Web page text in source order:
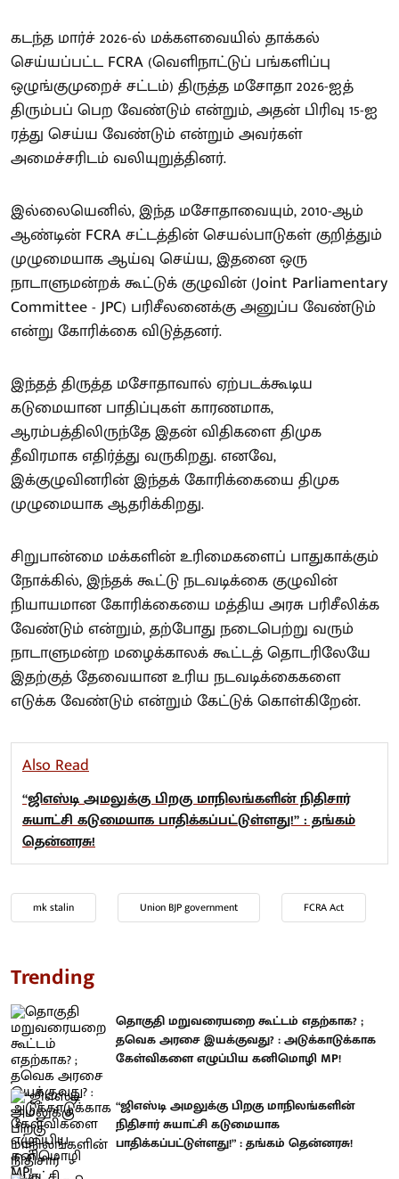
கடந்த மார்ச் 2026-ல் மக்களவையில் தாக்கல்
செய்யப்பட்ட FCRA (வெளிநாட்டுப் பங்களிப்பு
ஒழுங்குமுறைச் சட்டம்) திருத்த மசோதா 2026-ஐத்
திரும்பப் பெற வேண்டும் என்றும், அதன் பிரிவு 15-ஐ
ரத்து செய்ய வேண்டும் என்றும் அவர்கள்
அமைச்சரிடம் வலியுறுத்தினர்.
இல்லையெனில், இந்த மசோதாவையும், 2010-ஆம்
ஆண்டின் FCRA சட்டத்தின் செயல்பாடுகள் குறித்தும்
முழுமையாக ஆய்வு செய்ய, இதனை ஒரு
நாடாளுமன்றக் கூட்டுக் குழுவின் (Joint Parliamentary
Committee - JPC) பரிசீலனைக்கு அனுப்ப வேண்டும்
என்று கோரிக்கை விடுத்தனர்.
இந்தத் திருத்த மசோதாவால் ஏற்படக்கூடிய
கடுமையான பாதிப்புகள் காரணமாக,
ஆரம்பத்திலிருந்தே இதன் விதிகளை திமுக
தீவிரமாக எதிர்த்து வருகிறது. எனவே,
இக்குழுவினரின் இந்தக் கோரிக்கையை திமுக
முழுமையாக ஆதரிக்கிறது.
சிறுபான்மை மக்களின் உரிமைகளைப் பாதுகாக்கும்
நோக்கில், இந்தக் கூட்டு நடவடிக்கை குழுவின்
நியாயமான கோரிக்கையை மத்திய அரசு பரிசீலிக்க
வேண்டும் என்றும், தற்போது நடைபெற்று வரும்
நாடாளுமன்ற மழைக்காலக் கூட்டத் தொடரிலேயே
இதற்குத் தேவையான உரிய நடவடிக்கைகளை
எடுக்க வேண்டும் என்றும் கேட்டுக் கொள்கிறேன்.
Also Read
“ஜிஎஸ்டி அமலுக்கு பிறகு மாநிலங்களின் நிதிசார்
சுயாட்சி கடுமையாக பாதிக்கப்பட்டுள்ளது!” : தங்கம்
தென்னரசு!
mk stalin Union BJP government FCRA Act
Trending
தொகுதி மறுவரையறை கூட்டம் எதற்காக? ;
தவெக அரசை இயக்குவது? : அடுக்காடுக்காக
கேள்விகளை எழுப்பிய கனிமொழி MP!
“ஜிஎஸ்டி அமலுக்கு பிறகு மாநிலங்களின்
நிதிசார் சுயாட்சி கடுமையாக
பாதிக்கப்பட்டுள்ளது!” : தங்கம் தென்னரசு!